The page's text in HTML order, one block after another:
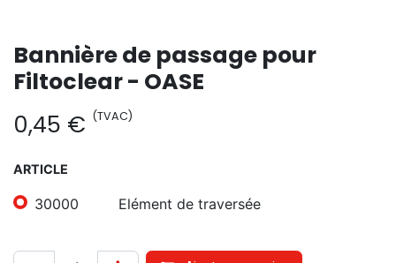
Bannière de passage pour
Filtoclear - OASE
0,45 € (TVAC)
ARTICLE
30000 Elément de traversée